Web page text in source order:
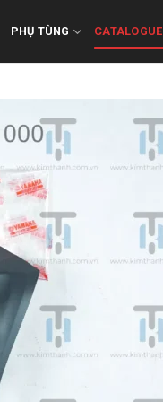
PHỤ TÙNG CATALOGUE